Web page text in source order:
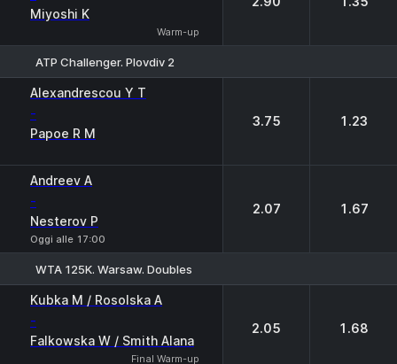
Miyoshi K
Warm-up
ATP Challenger. Plovdiv 2
Alexandrescou Y T
-
Papoe R M
3.75 1.23
Andreev A
-
Nesterov P
Oggi alle 17:00
2.07 1.67
WTA 125K. Warsaw. Doubles
Kubka M / Rosolska A
-
Falkowska W / Smith Alana
Final Warm-up
2.05 1.68